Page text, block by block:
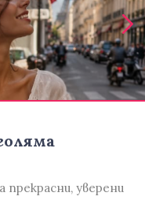
прекрасни, уверени